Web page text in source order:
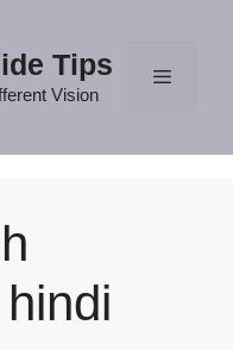
Tips
Vision